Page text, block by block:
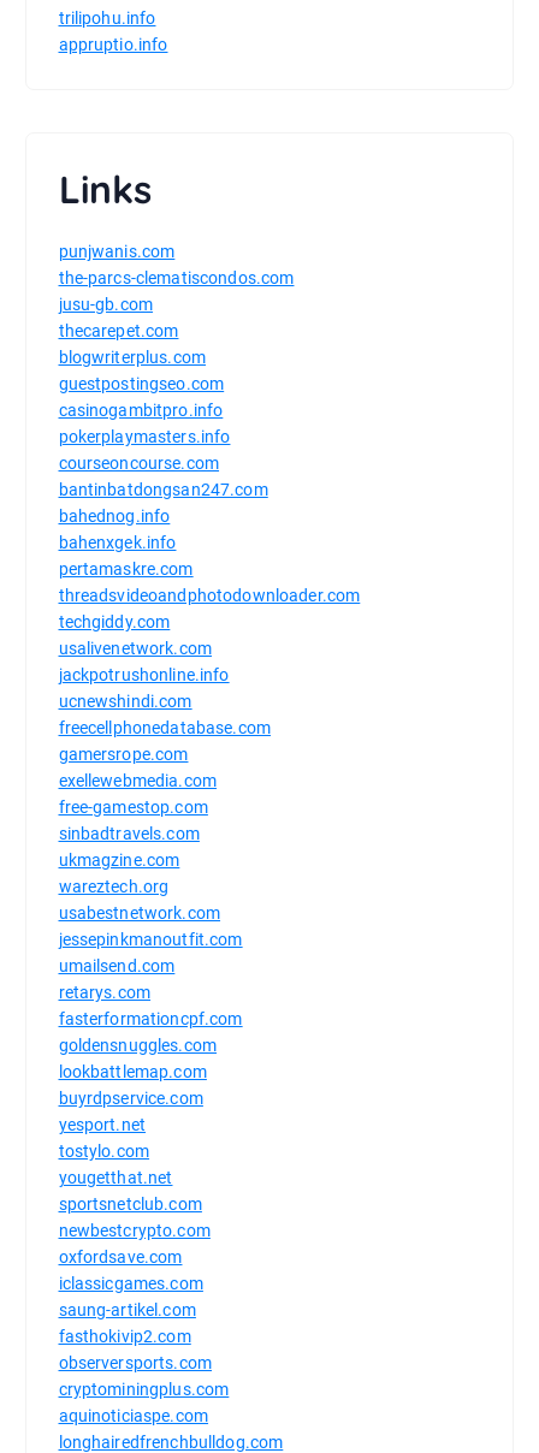
trilipohu.info
appruptio.info
Links
punjwanis.com
the-parcs-clematiscondos.com
jusu-gb.com
thecarepet.com
blogwriterplus.com
guestpostingseo.com
casinogambitpro.info
pokerplaymasters.info
courseoncourse.com
bantinbatdongsan247.com
bahednog.info
bahenxgek.info
pertamaskre.com
threadsvideoandphotodownloader.com
techgiddy.com
usalivenetwork.com
jackpotrushonline.info
ucnewshindi.com
freecellphonedatabase.com
gamersrope.com
exellewebmedia.com
free-gamestop.com
sinbadtravels.com
ukmagzine.com
wareztech.org
usabestnetwork.com
jessepinkmanoutfit.com
umailsend.com
retarys.com
fasterformationcpf.com
goldensnuggles.com
lookbattlemap.com
buyrdpservice.com
yesport.net
tostylo.com
yougetthat.net
sportsnetclub.com
newbestcrypto.com
oxfordsave.com
iclassicgames.com
saung-artikel.com
fasthokivip2.com
observersports.com
cryptominingplus.com
aquinoticiaspe.com
longhairedfrenchbulldog.com